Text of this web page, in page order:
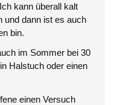
kann überall kalt
und dann ist es auch
bin.
im Sommer bei 30
Halstuch oder einen
einen Versuch